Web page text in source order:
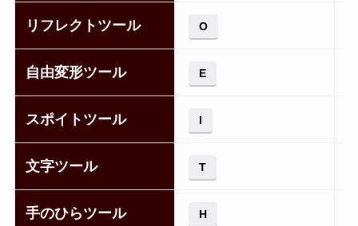
リフレクトツール O
自由変形ツール E
スポイトツール I
文字ツール T
手のひらツール H